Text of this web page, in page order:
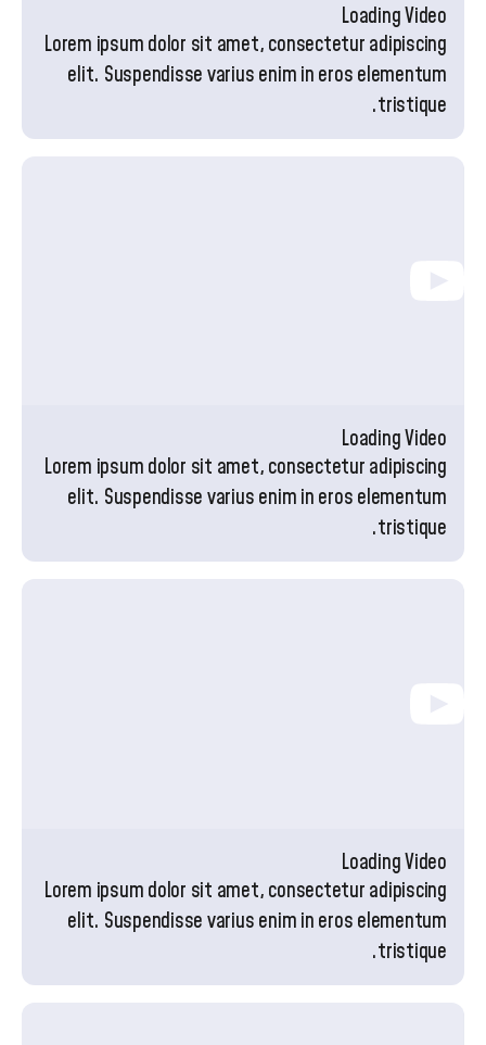
Loading Video
Lorem ipsum dolor sit amet, consectetur adipiscing
elit. Suspendisse varius enim in eros elementum
tristique.
Loading Video
Lorem ipsum dolor sit amet, consectetur adipiscing
elit. Suspendisse varius enim in eros elementum
tristique.
Loading Video
Lorem ipsum dolor sit amet, consectetur adipiscing
elit. Suspendisse varius enim in eros elementum
tristique.